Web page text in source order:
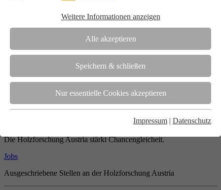
Weitere Informationen anzeigen
Alle akzeptieren
Speichern & schließen
Nur essentielle Cookies akzeptieren
Impressum | Datenschutz
Wir unterstützen die Interessen der Holzbranche in enger
Zusammenarbeit mit Wissenschaft und Wirtschaft.
Die Holzforschung Austria ist akkreditierte Prüf-, Inspektions- und
Team
Unsere gesamte Kompetenz ist in unseren Mitarbeiter:innen
gebündelt
Die Holzforschung Austria stärkt Chancengleicheit.
Jobs
Ausgeschriebene Stellen an der Holzforschung Austria